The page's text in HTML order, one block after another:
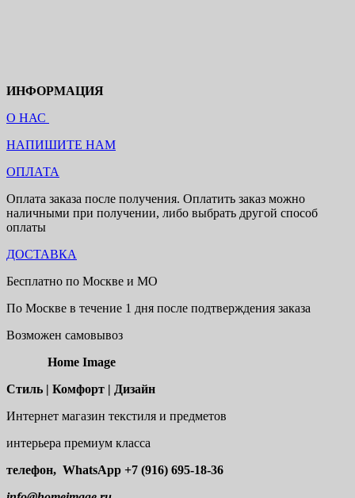
ИНФОРМАЦИЯ
О НАС
НАПИШИТЕ НАМ
ОПЛАТА
Оплата заказа после получения. Оплатить заказ можно
наличными при получении, либо выбрать другой способ
оплаты
ДОСТАВКА
Бесплатно по Москве и МО
По Москве в течение 1 дня после подтверждения заказа
Возможен самовывоз
Home Image
Стиль | Комфорт | Дизайн
Интернет магазин текстиля и предметов
интерьера премиум класса
телефон, WhatsApp +7 (916) 695-18-36